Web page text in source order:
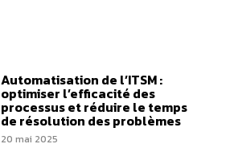
Automatisation de l’ITSM :
optimiser l’efficacité des
processus et réduire le temps
de résolution des problèmes
20 mai 2025